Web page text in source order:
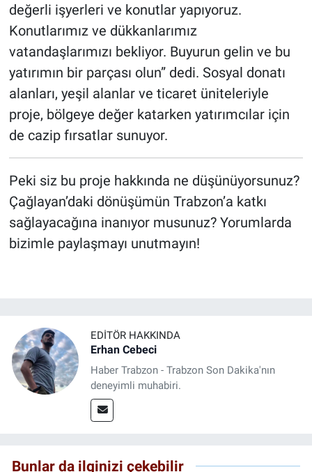
değerli işyerleri ve konutlar yapıyoruz.
Konutlarımız ve dükkanlarımız
vatandaşlarımızı bekliyor. Buyurun gelin ve bu
yatırımın bir parçası olun” dedi. Sosyal donatı
alanları, yeşil alanlar ve ticaret üniteleriyle
proje, bölgeye değer katarken yatırımcılar için
de cazip fırsatlar sunuyor.
Peki siz bu proje hakkında ne düşünüyorsunuz?
Çağlayan’daki dönüşümün Trabzon’a katkı
sağlayacağına inanıyor musunuz? Yorumlarda
bizimle paylaşmayı unutmayın!
EDITÖR HAKKINDA
Erhan Cebeci
Haber Trabzon - Trabzon Son Dakika'nın
deneyimli muhabiri.
Bunlar da ilginizi çekebilir